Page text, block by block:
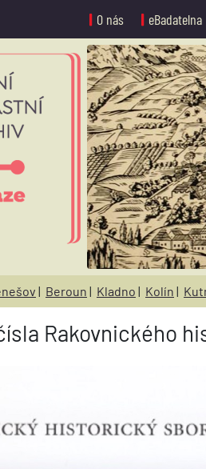
O nás eBadatelna
| Beroun | Kladno | Kolín |
Rakovnického